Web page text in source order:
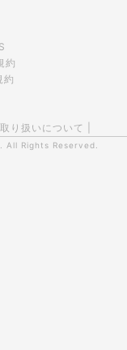
約
約
り扱いについて
All Rights Reserved.